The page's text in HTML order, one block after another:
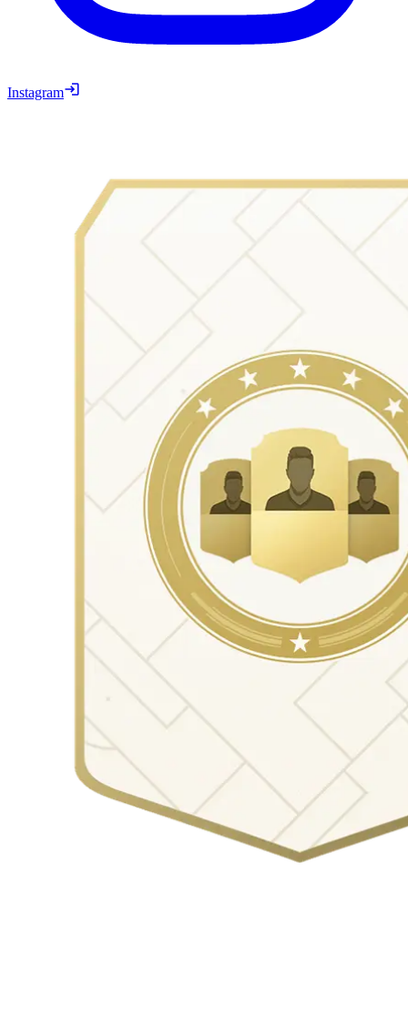
Instagram